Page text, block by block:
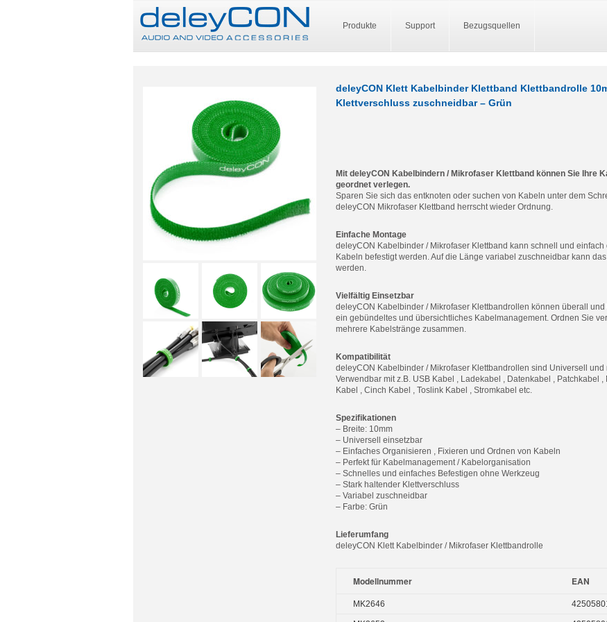
Produkte Support Bezugsquellen
deleyCON Klett Kabelbinder Klettband Klettbandrolle
Klettverschluss zuschneidbar – Grün
Mit deleyCON Kabelbindern / Mikrofaser Klettband können Sie Ihre
geordnet verlegen.
Sparen Sie sich das entknoten oder suchen von Kabeln unter dem
deleyCON Mikrofaser Klettband herrscht wieder Ordnung.
Einfache Montage
deleyCON Kabelbinder / Mikrofaser Klettband kann schnell und
Kabeln befestigt werden. Auf die Länge variabel zuschneidbar kann
werden.
Vielfältig Einsetzbar
deleyCON Kabelbinder / Mikrofaser Klettbandrollen können überall
ein gebündeltes und übersichtliches Kabelmanagement. Ordnen Sie
mehrere Kabelstränge zusammen.
Kompatibilität
deleyCON Kabelbinder / Mikrofaser Klettbandrollen sind Universell
Verwendbar mit z.B. USB Kabel , Ladekabel , Datenkabel , Patchkabel
Kabel , Cinch Kabel , Toslink Kabel , Stromkabel etc.
Spezifikationen
– Breite: 10mm
– Universell einsetzbar
– Einfaches Organisieren , Fixieren und Ordnen von Kabeln
– Perfekt für Kabelmanagement / Kabelorganisation
– Schnelles und einfaches Befestigen ohne Werkzeug
– Stark haltender Klettverschluss
– Variabel zuschneidbar
– Farbe: Grün
Lieferumfang
deleyCON Klett Kabelbinder / Mikrofaser Klettbandrolle
Modellnummer EAN
MK2646